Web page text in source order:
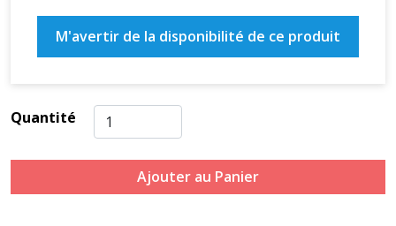
M'avertir de la disponibilité de ce produit
Quantité
Ajouter au Panier